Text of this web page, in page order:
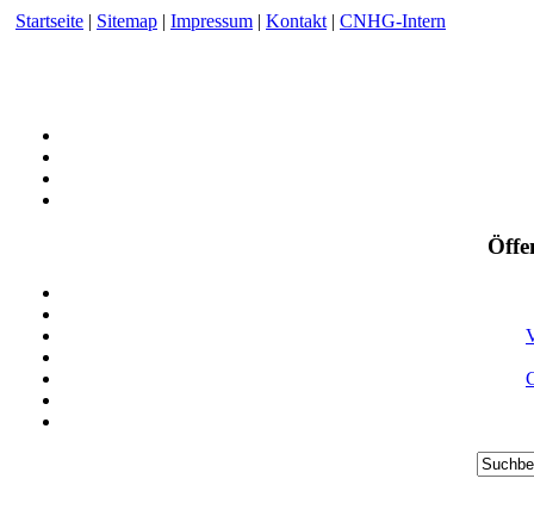
Startseite | Sitemap | Impressum | Kontakt | CNHG-Intern